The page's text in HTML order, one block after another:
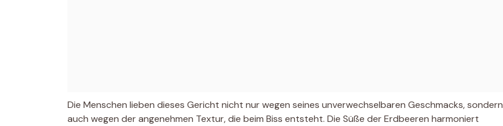
Die Menschen lieben dieses Gericht nicht nur wegen seines unverwechselbaren Geschmacks, sondern
auch wegen der angenehmen Textur, die beim Biss entsteht. Die Süße der Erdbeeren harmoniert